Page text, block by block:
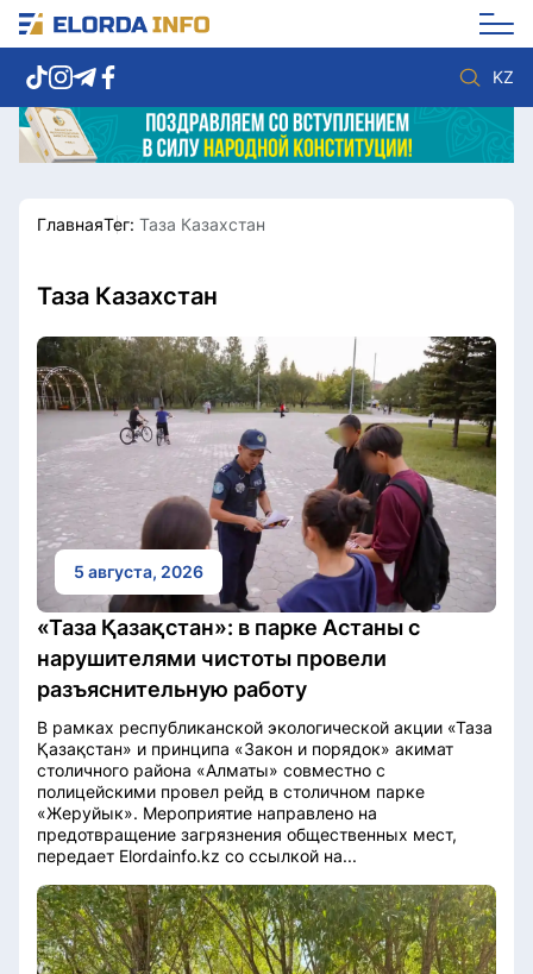
KZ
Новости столицы
Политика
Спорт
Видео
Мир
Послание
Служба Комплаенс
Этический кодекс
Служу стране
ГлавнаяТег: Таза Казахстан
Таза Казахстан
5 августа, 2026
«Таза Қазақстан»: в парке Астаны с
нарушителями чистоты провели
разъяснительную работу
В рамках республиканской экологической акции «Таза
Қазақстан» и принципа «Закон и порядок» акимат
столичного района «Алматы» совместно с
полицейскими провел рейд в столичном парке
«Жеруйык». Мероприятие направлено на
предотвращение загрязнения общественных мест,
передает Elordainfo.kz со ссылкой на...